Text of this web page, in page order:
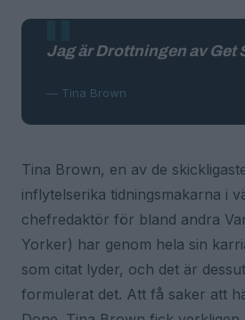
Jag är Drottningen av Get
— Tina Brown
Tina Brown, en av de
inflytelserika tidningsmakarna i
chefredaktör för bland andra
Yorker) har genom hela sin
som citat lyder, och det är
formulerat det. Att få saker att